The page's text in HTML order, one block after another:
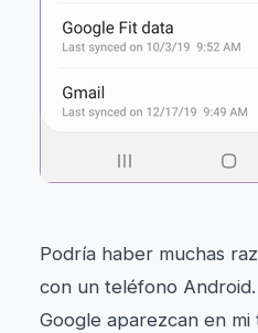
Podría haber muchas
con un teléfono
Google aparezcan en